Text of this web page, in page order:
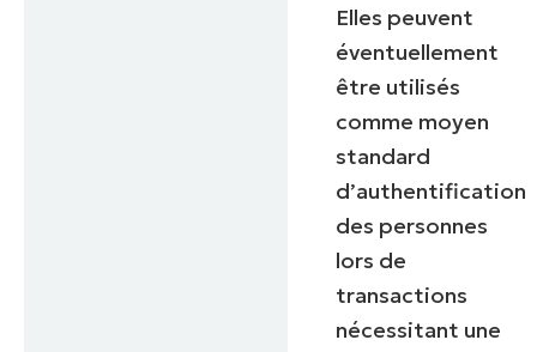
Elles peuvent
éventuellement
être utilisés
comme moyen
standard
d’authentification
des personnes
lors de
transactions
nécessitant une